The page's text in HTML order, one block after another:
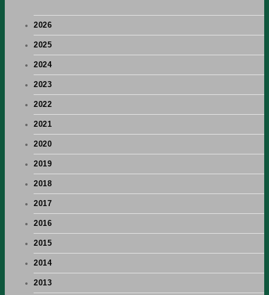
2026
2025
2024
2023
2022
2021
2020
2019
2018
2017
2016
2015
2014
2013